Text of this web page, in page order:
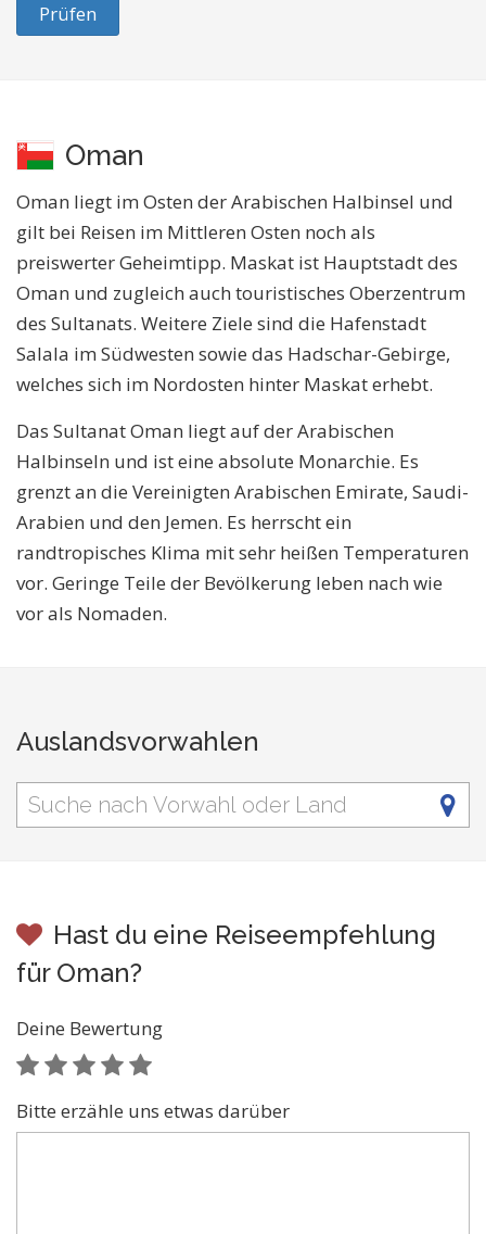
Prüfen
Oman
Oman liegt im Osten der Arabischen Halbinsel und
gilt bei Reisen im Mittleren Osten noch als
preiswerter Geheimtipp. Maskat ist Hauptstadt des
Oman und zugleich auch touristisches Oberzentrum
des Sultanats. Weitere Ziele sind die Hafenstadt
Salala im Südwesten sowie das Hadschar-Gebirge,
welches sich im Nordosten hinter Maskat erhebt.
Das Sultanat Oman liegt auf der Arabischen
Halbinseln und ist eine absolute Monarchie. Es
grenzt an die Vereinigten Arabischen Emirate, Saudi-
Arabien und den Jemen. Es herrscht ein
randtropisches Klima mit sehr heißen Temperaturen
vor. Geringe Teile der Bevölkerung leben nach wie
vor als Nomaden.
Auslandsvorwahlen
Hast du eine Reiseempfehlung
für Oman?
Deine Bewertung
Bitte erzähle uns etwas darüber